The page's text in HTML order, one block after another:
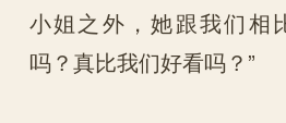
小姐之外，她跟我们相
吗？真比我们好看吗？”